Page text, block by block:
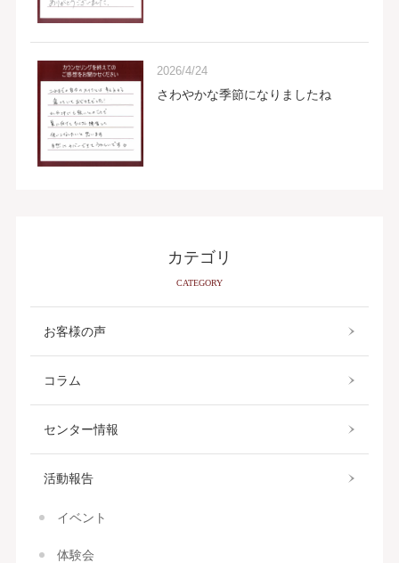
2026/4/24
さわやかな季節になりましたね
カテゴリ
CATEGORY
お客様の声
コラム
センター情報
活動報告
イベント
体験会